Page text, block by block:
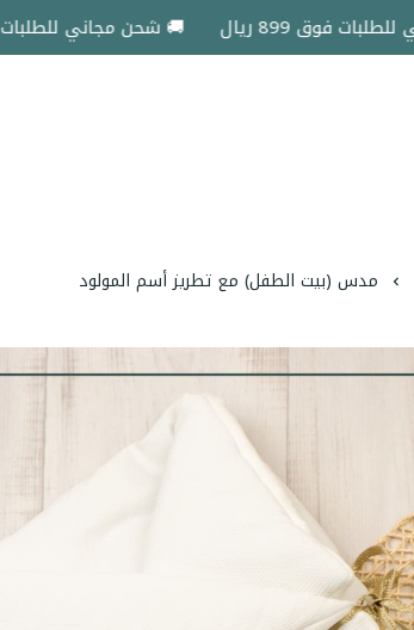
899 ريال 🚚 شحن مجاني للطلبات فوق 899 ريال
مدس (بيت الطفل) مع تطريز أسم المولود